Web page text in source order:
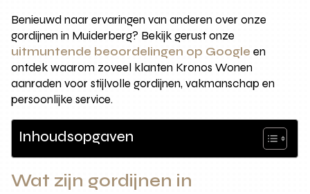
Benieuwd naar ervaringen van anderen over onze
gordijnen in Muiderberg? Bekijk gerust onze
uitmuntende beoordelingen op Google en
ontdek waarom zoveel klanten Kronos Wonen
aanraden voor stijlvolle gordijnen, vakmanschap en
persoonlijke service.
Inhoudsopgaven
Wat zijn gordijnen in